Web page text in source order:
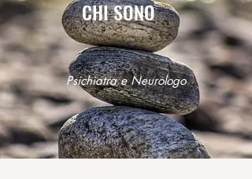
CHI SONO
Psichiatra e Neurologo